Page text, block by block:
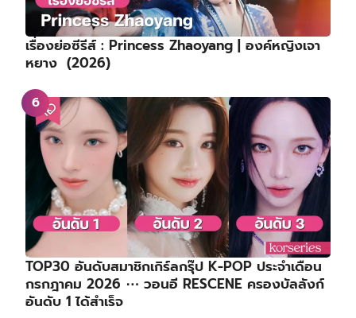
เรื่องย่อซีรีส์ : Princess Zhaoyang | องค์หญิงเจา
หยาง (2026)
TOP30 อันดับสมาชิกเกิร์ลกรุ๊ป K-POP ประจำเดือน
กรกฎาคม 2026 ⋯ วอนอี RESCENE ครองบัลลังก์
อันดับ 1 ได้สำเร็จ